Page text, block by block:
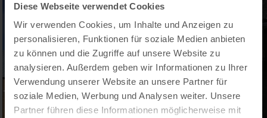
Diese Webseite verwendet Cookies
Wir verwenden Cookies, um Inhalte und Anzeigen zu
personalisieren, Funktionen für soziale Medien anbieten
zu können und die Zugriffe auf unsere Website zu
analysieren. Außerdem geben wir Informationen zu Ihrer
Verwendung unserer Website an unsere Partner für
soziale Medien, Werbung und Analysen weiter. Unsere
Partner führen diese Informationen möglicherweise mit